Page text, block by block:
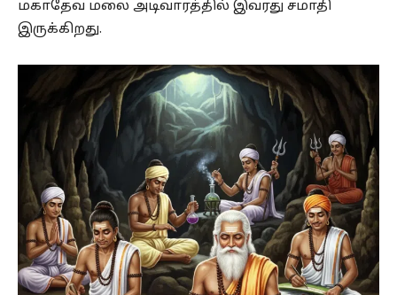
மகாதேவ மலை அடிவாரத்தில் இவரது சமாதி
இருக்கிறது.